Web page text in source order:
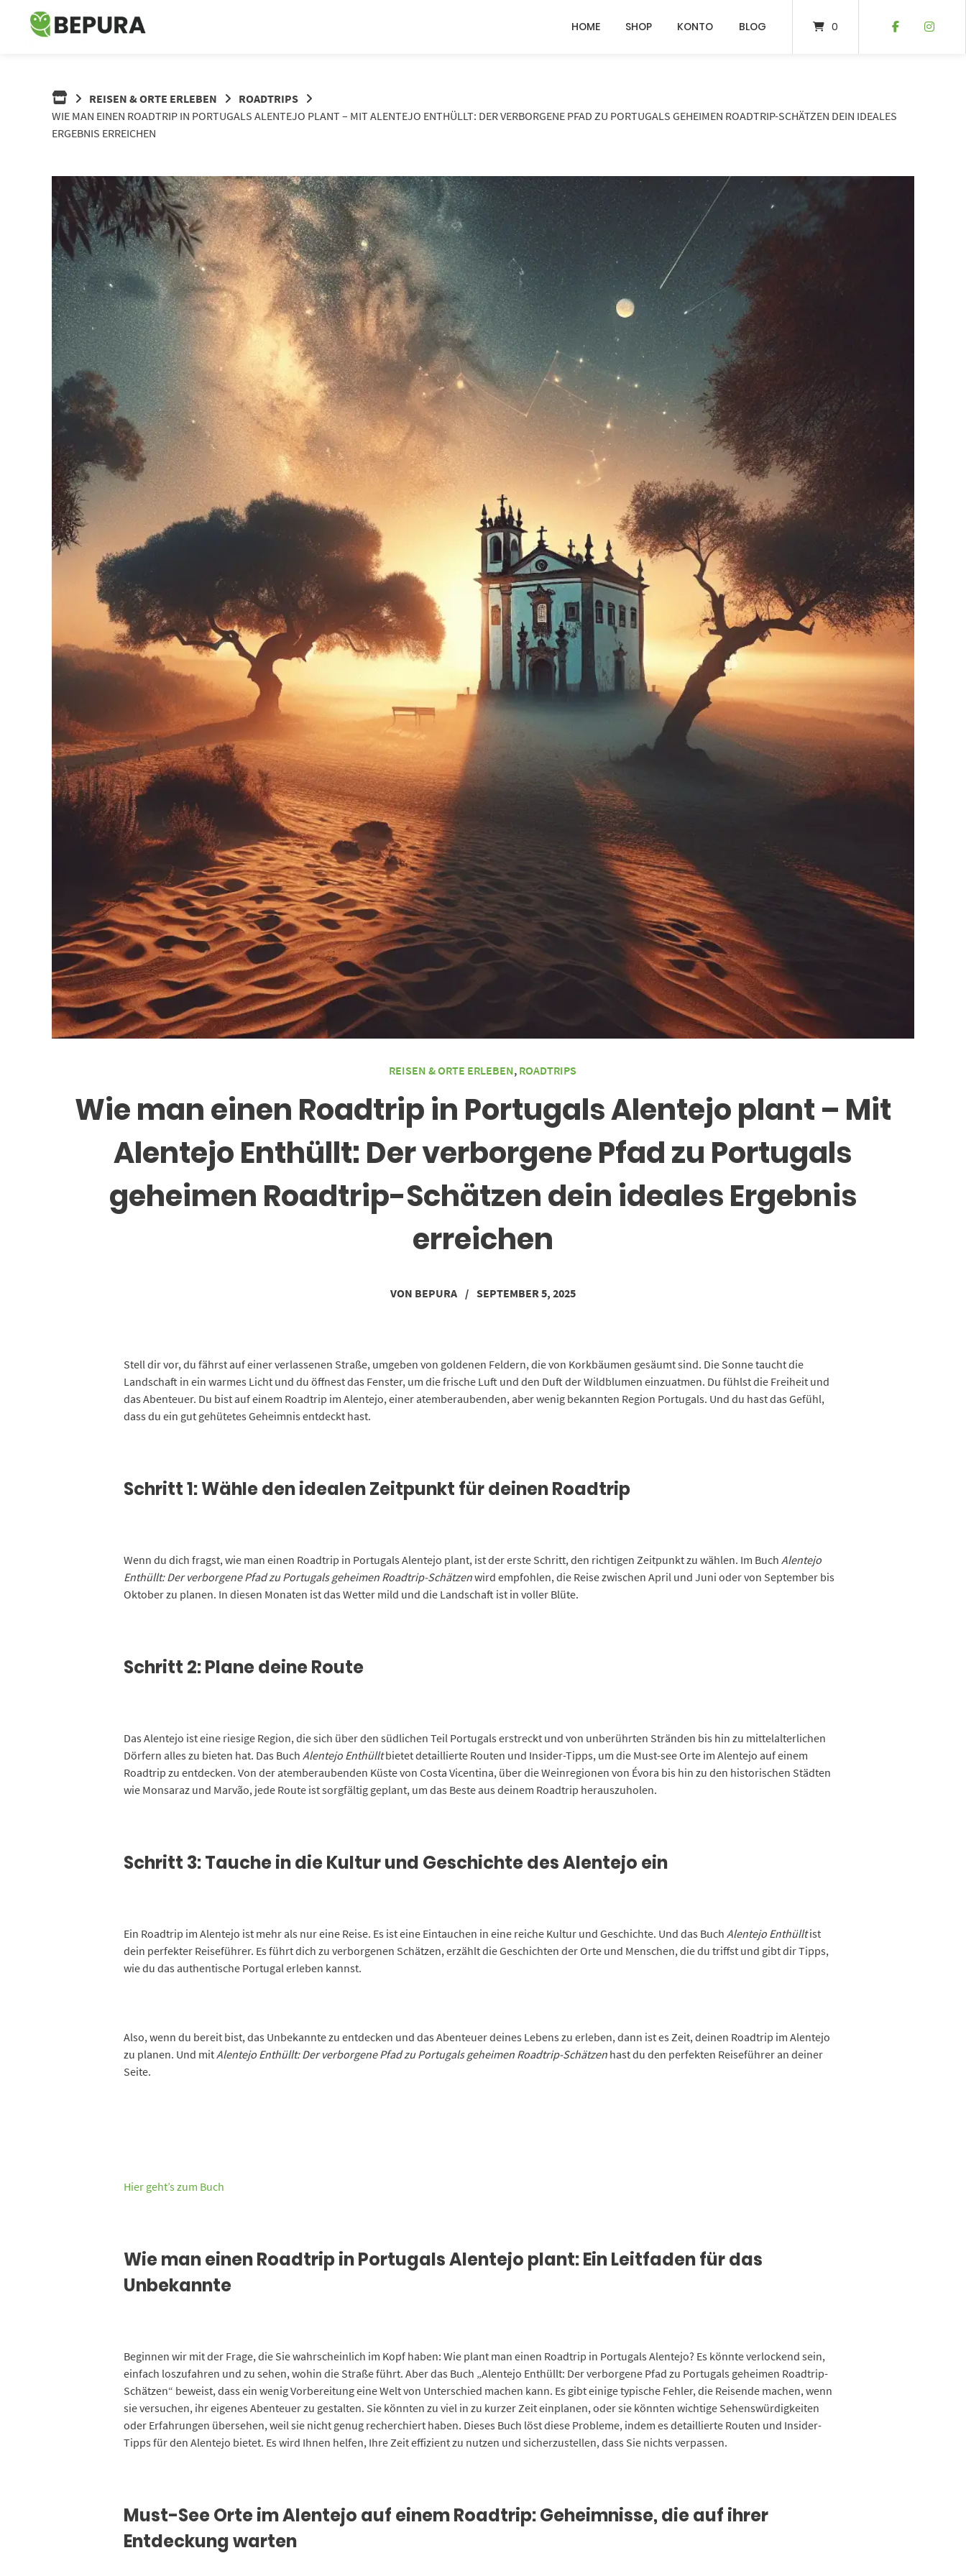
Springe
HOME SHOP KONTO BLOG 0
REISEN & ORTE ERLEBEN
ROADTRIPS
WIE MAN EINEN ROADTRIP IN PORTUGALS ALENTEJO PLANT – MIT ALENTEJO ENTHÜLLT: DER VERBORGENE PFAD ZU PORTUGALS GEHEIMEN ROADTRIP-SCHÄTZEN DEIN IDEALES
ERGEBNIS ERREICHEN
REISEN & ORTE ERLEBEN, ROADTRIPS
Wie man einen Roadtrip in Portugals Alentejo plant – Mit
Alentejo Enthüllt: Der verborgene Pfad zu Portugals
geheimen Roadtrip-Schätzen dein ideales Ergebnis
erreichen
VON BEPURA / SEPTEMBER 5, 2025
Stell dir vor, du fährst auf einer verlassenen Straße, umgeben von goldenen Feldern, die von Korkbäumen gesäumt sind. Die Sonne taucht die
Landschaft in ein warmes Licht und du öffnest das Fenster, um die frische Luft und den Duft der Wildblumen einzuatmen. Du fühlst die Freiheit und
das Abenteuer. Du bist auf einem Roadtrip im Alentejo, einer atemberaubenden, aber wenig bekannten Region Portugals. Und du hast das Gefühl,
dass du ein gut gehütetes Geheimnis entdeckt hast.
Schritt 1: Wähle den idealen Zeitpunkt für deinen Roadtrip
Wenn du dich fragst, wie man einen Roadtrip in Portugals Alentejo plant, ist der erste Schritt, den richtigen Zeitpunkt zu wählen. Im Buch Alentejo
Enthüllt: Der verborgene Pfad zu Portugals geheimen Roadtrip-Schätzenwird empfohlen, die Reise zwischen April und Juni oder von September bis
Oktober zu planen. In diesen Monaten ist das Wetter mild und die Landschaft ist in voller Blüte.
Schritt 2: Plane deine Route
Das Alentejo ist eine riesige Region, die sich über den südlichen Teil Portugals erstreckt und von unberührten Stränden bis hin zu mittelalterlichen
Dörfern alles zu bieten hat. Das Buch Alentejo Enthülltbietet detaillierte Routen und Insider-Tipps, um die Must-see Orte im Alentejo auf einem
Roadtrip zu entdecken. Von der atemberaubenden Küste von Costa Vicentina, über die Weinregionen von Évora bis hin zu den historischen Städten
wie Monsaraz und Marvão, jede Route ist sorgfältig geplant, um das Beste aus deinem Roadtrip herauszuholen.
Schritt 3: Tauche in die Kultur und Geschichte des Alentejo ein
Ein Roadtrip im Alentejo ist mehr als nur eine Reise. Es ist eine Eintauchen in eine reiche Kultur und Geschichte. Und das Buch Alentejo Enthülltist
dein perfekter Reiseführer. Es führt dich zu verborgenen Schätzen, erzählt die Geschichten der Orte und Menschen, die du triffst und gibt dir Tipps,
wie du das authentische Portugal erleben kannst.
Also, wenn du bereit bist, das Unbekannte zu entdecken und das Abenteuer deines Lebens zu erleben, dann ist es Zeit, deinen Roadtrip im Alentejo
zu planen. Und mit Alentejo Enthüllt: Der verborgene Pfad zu Portugals geheimen Roadtrip-Schätzenhast du den perfekten Reiseführer an deiner
Seite.
Hier geht’s zum Buch
Wie man einen Roadtrip in Portugals Alentejo plant: Ein Leitfaden für das
Unbekannte
Beginnen wir mit der Frage, die Sie wahrscheinlich im Kopf haben: Wie plant man einen Roadtrip in Portugals Alentejo? Es könnte verlockend sein,
einfach loszufahren und zu sehen, wohin die Straße führt. Aber das Buch „Alentejo Enthüllt: Der verborgene Pfad zu Portugals geheimen Roadtrip-
Schätzen“ beweist, dass ein wenig Vorbereitung eine Welt von Unterschied machen kann. Es gibt einige typische Fehler, die Reisende machen, wenn
sie versuchen, ihr eigenes Abenteuer zu gestalten. Sie könnten zu viel in zu kurzer Zeit einplanen, oder sie könnten wichtige Sehenswürdigkeiten
oder Erfahrungen übersehen, weil sie nicht genug recherchiert haben. Dieses Buch löst diese Probleme, indem es detaillierte Routen und Insider-
Tipps für den Alentejo bietet. Es wird Ihnen helfen, Ihre Zeit effizient zu nutzen und sicherzustellen, dass Sie nichts verpassen.
Must-See Orte im Alentejo auf einem Roadtrip: Geheimnisse, die auf ihrer
Entdeckung warten